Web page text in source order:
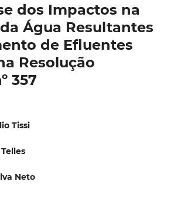
dos Impactos na
Água Resultantes
de Efluentes
Resolução
357
Tissi
Neto